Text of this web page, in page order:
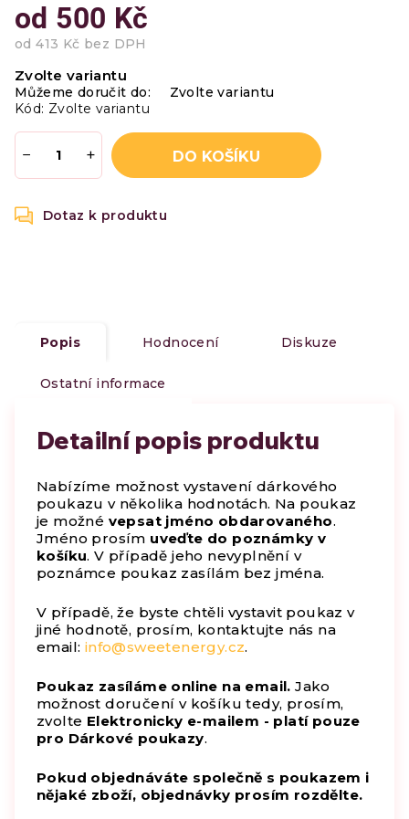
od 500 Kč
od413 Kč bez DPH
cena:
Zvolte variantu
Můžeme doručit do:
Zvolte variantu
Kód: Zvolte variantu
+
− DO KOŠÍKU
Popis Hodnocení Diskuze
Ostatní informace
Detailní popis produktu
Nabízíme možnost vystavení dárkového
poukazu v několika hodnotách. Na poukaz
je možné vepsat jméno obdarovaného.
Jméno prosím uveďte do poznámky v
košíku. V případě jeho nevyplnění v
poznámce poukaz zasílám bez jména.
V případě, že byste chtěli vystavit poukaz v
jiné hodnotě, prosím, kontaktujte nás na
email: info@sweetenergy.cz.
Poukaz zasíláme online na email. Jako
možnost doručení v košíku tedy, prosím,
zvolte Elektronicky e-mailem - platí pouze
pro Dárkové poukazy.
Pokud objednáváte společně s poukazem i
nějaké zboží, objednávky prosím rozdělte.